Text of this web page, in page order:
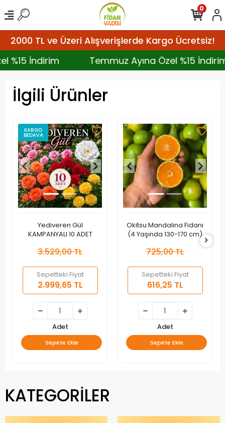
2000 TL ve Üzeri Alışverişlerde Kargo Ücretsiz!
%15 İndirim
Temmuz Ayına Özel %15
0
İlgili Ürünler
KARGO
BEDAVA
Yediveren Gül
KAMPANYALI 10 ADET
3.529,00 TL
Sepetteki Fiyat
2.999,65 TL
Adet
Sepete Ekle
Okitsu Mandalina Fidanı
(4 Yaşında 130-170 cm)
725,00 TL
Sepetteki Fiyat
616,25 TL
Adet
Sepete Ekle
KATEGORİLER